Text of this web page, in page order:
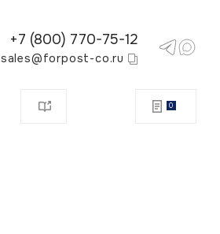
+7 (800) 770-75-12
sales@forpost-co.ru
0